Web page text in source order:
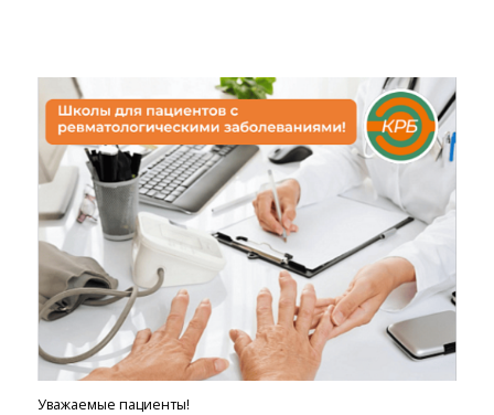
Уважаемые пациенты!